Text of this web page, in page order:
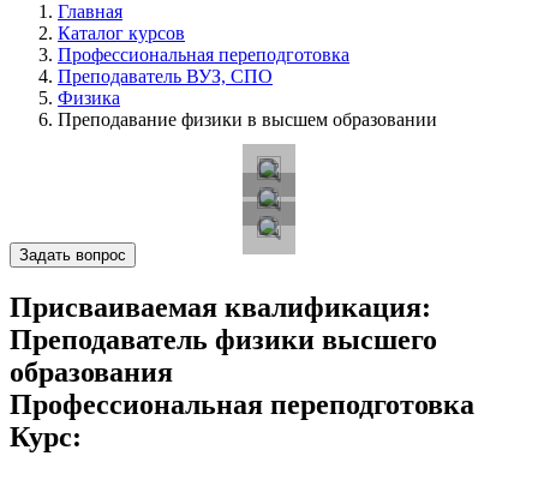
Главная
Каталог курсов
Профессиональная переподготовка
Преподаватель ВУЗ, СПО
Физика
Преподавание физики в высшем образовании
Задать вопрос
Присваиваемая квалификация:
Преподаватель физики высшего
образования
Профессиональная переподготовка
Курс: